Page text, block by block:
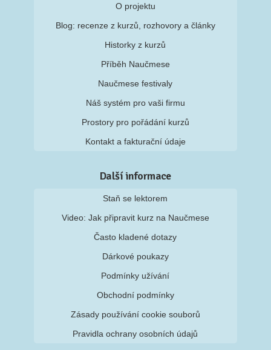
O projektu
Blog: recenze z kurzů, rozhovory a články
Historky z kurzů
Příběh Naučmese
Naučmese festivaly
Náš systém pro vaši firmu
Prostory pro pořádání kurzů
Kontakt a fakturační údaje
Další informace
Staň se lektorem
Video: Jak připravit kurz na Naučmese
Často kladené dotazy
Dárkové poukazy
Podmínky užívání
Obchodní podmínky
Zásady používání cookie souborů
Pravidla ochrany osobních údajů